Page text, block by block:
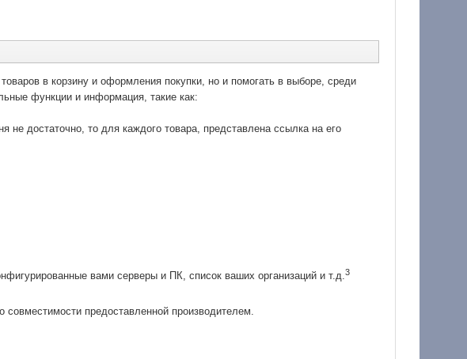
в корзину и оформления покупки, но и помогать в выборе, среди
функции и информация, такие как:
не достаточно, то для каждого товара, представлена ссылка на его
вами серверы и ПК, список ваших организаций и т.д.3
совместимости предоставленной производителем.